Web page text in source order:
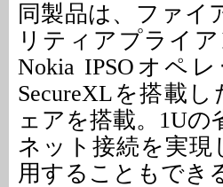
同製品は、ファイ
リティアプライ
Nokia IPSOオペ
SecureXLを搭載し
ェアを搭載。1U
ネット接続を実現
用することもでき